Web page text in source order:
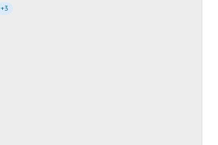
+3